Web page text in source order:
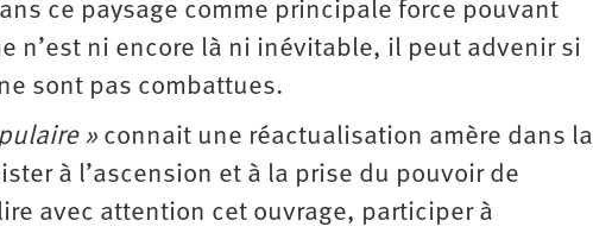
ce paysage comme principale force pouvant
n’est ni encore là ni inévitable, il peut advenir si
sont pas combattues.
» connait une réactualisation amère dans la
à l’ascension et à la prise du pouvoir de
avec attention cet ouvrage, participer à